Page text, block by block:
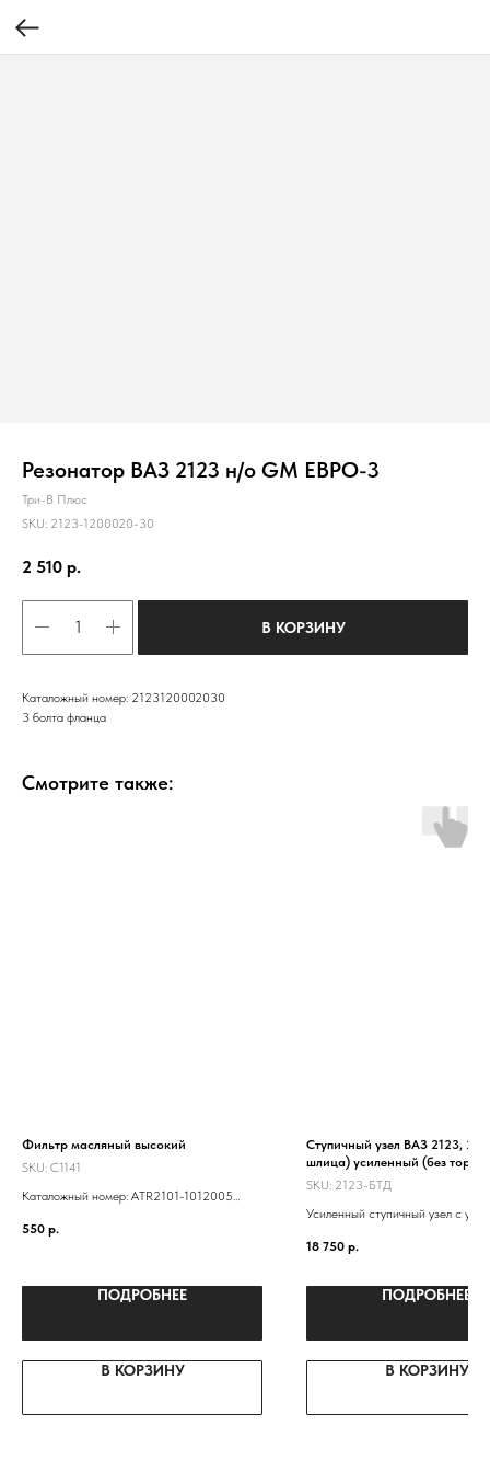
Резонатор ВАЗ 2123 н/о GM ЕВРО-3
Три-В Плюс
SKU: 2123-1200020-30
2 510 р.
В КОРЗИНУ
Каталожный номер: 2123120002030
3 болта фланца
Смотрите также:
Фильтр масляный высокий
SKU: C1141
Каталожный номер: ATR2101-1012005
21010101200583 NF-1001EURO 2101-
550 р.
ПОДРОБНЕЕ
В КОРЗИНУ
Ступичный узел ВАЗ 2123,
шлица) усиленный (без
на машину
SKU: 2123-БТД
Усиленный ступичный узел с
от грузовика "Ивеко"
18 750 р.
ПОДРОБНЕЕ
В КОРЗИНУ